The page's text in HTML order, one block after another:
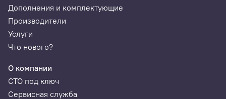
Дополнения и комплектующие
Производители
Услуги
Что нового?
О компании
СТО под ключ
Сервисная служба